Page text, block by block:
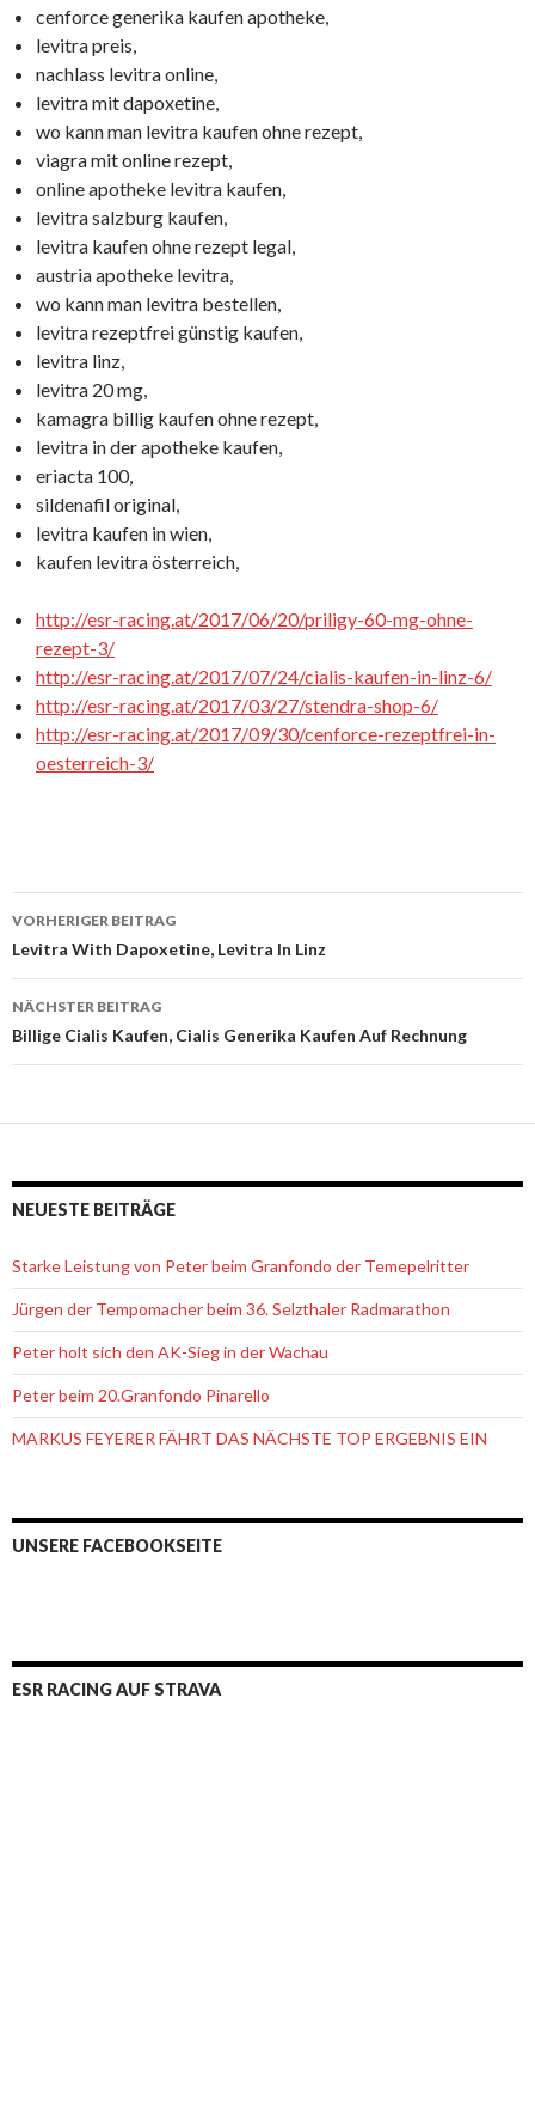
cenforce generika kaufen apotheke,
levitra preis,
nachlass levitra online,
levitra mit dapoxetine,
wo kann man levitra kaufen ohne rezept,
viagra mit online rezept,
online apotheke levitra kaufen,
levitra salzburg kaufen,
levitra kaufen ohne rezept legal,
austria apotheke levitra,
wo kann man levitra bestellen,
levitra rezeptfrei günstig kaufen,
levitra linz,
levitra 20 mg,
kamagra billig kaufen ohne rezept,
levitra in der apotheke kaufen,
eriacta 100,
sildenafil original,
levitra kaufen in wien,
kaufen levitra österreich,
http://esr-racing.at/2017/06/20/priligy-60-mg-ohne-
rezept-3/
http://esr-racing.at/2017/07/24/cialis-kaufen-in-linz-6/
http://esr-racing.at/2017/03/27/stendra-shop-6/
http://esr-racing.at/2017/09/30/cenforce-rezeptfrei-in-
oesterreich-3/
Beitrags-
Navigation
VORHERIGER BEITRAG
Levitra With Dapoxetine, Levitra In Linz
NÄCHSTER BEITRAG
Billige Cialis Kaufen, Cialis Generika Kaufen Auf Rechnung
NEUESTE BEITRÄGE
Starke Leistung von Peter beim Granfondo der Temepelritter
Jürgen der Tempomacher beim 36. Selzthaler Radmarathon
Peter holt sich den AK-Sieg in der Wachau
Peter beim 20.Granfondo Pinarello
MARKUS FEYERER FÄHRT DAS NÄCHSTE TOP ERGEBNIS EIN
UNSERE FACEBOOKSEITE
ESR RACING AUF STRAVA